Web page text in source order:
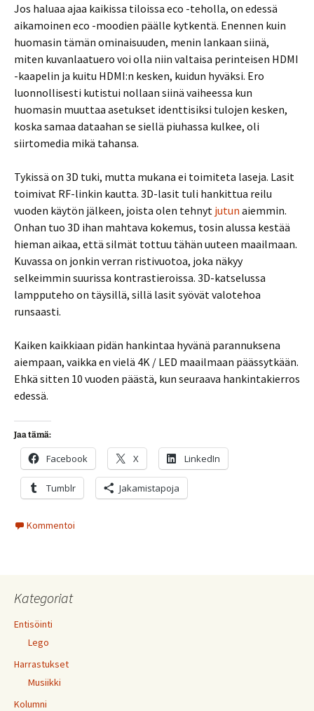
Jos haluaa ajaa kaikissa tiloissa eco -teholla, on edessä
aikamoinen eco -moodien päälle kytkentä. Enennen kuin
huomasin tämän ominaisuuden, menin lankaan siinä,
miten kuvanlaatuero voi olla niin valtaisa perinteisen HDMI
-kaapelin ja kuitu HDMI:n kesken, kuidun hyväksi. Ero
luonnollisesti kutistui nollaan siinä vaiheessa kun
huomasin muuttaa asetukset identtisiksi tulojen kesken,
koska samaa dataahan se siellä piuhassa kulkee, oli
siirtomedia mikä tahansa.
Tykissä on 3D tuki, mutta mukana ei toimiteta laseja. Lasit
toimivat RF-linkin kautta. 3D-lasit tuli hankittua reilu
vuoden käytön jälkeen, joista olen tehnyt jutun aiemmin.
Onhan tuo 3D ihan mahtava kokemus, tosin alussa kestää
hieman aikaa, että silmät tottuu tähän uuteen maailmaan.
Kuvassa on jonkin verran ristivuotoa, joka näkyy
selkeimmin suurissa kontrastieroissa. 3D-katselussa
lampputeho on täysillä, sillä lasit syövät valotehoa
runsaasti.
Kaiken kaikkiaan pidän hankintaa hyvänä parannuksena
aiempaan, vaikka en vielä 4K / LED maailmaan päässytkään.
Ehkä sitten 10 vuoden päästä, kun seuraava hankintakierros
edessä.
Jaa tämä:
Facebook X LinkedIn
Tumblr Jakamistapoja
Kommentoi
Kategoriat
Entisöinti
Lego
Harrastukset
Musiikki
Kolumni